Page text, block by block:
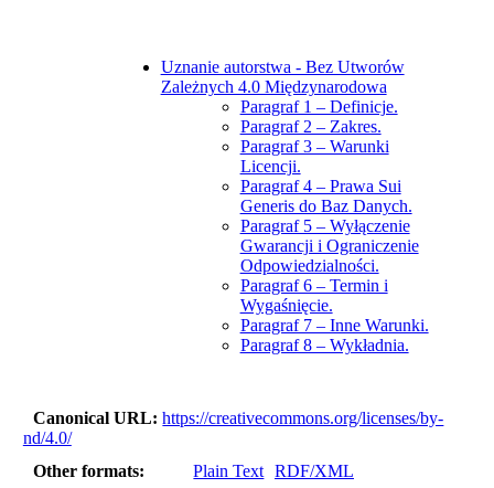
Uznanie autorstwa - Bez Utworów
Zależnych 4.0 Międzynarodowa
Paragraf 1 – Definicje.
Paragraf 2 – Zakres.
Paragraf 3 – Warunki
Licencji.
Paragraf 4 – Prawa Sui
Generis do Baz Danych.
Paragraf 5 – Wyłączenie
Gwarancji i Ograniczenie
Odpowiedzialności.
Paragraf 6 – Termin i
Wygaśnięcie.
Paragraf 7 – Inne Warunki.
Paragraf 8 – Wykładnia.
Canonical URL
https://creativecommons.org/licenses/by-
nd/4.0/
Other formats
Plain Text RDF/XML